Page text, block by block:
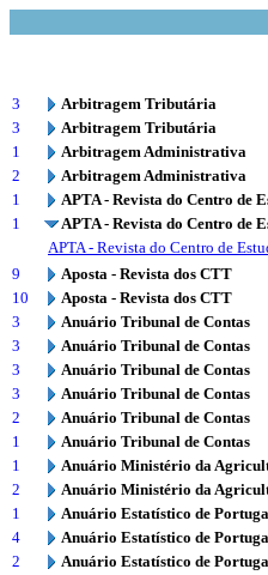
3
Arbitragem Tributária
3
Arbitragem Tributária
1
Arbitragem Administrativa
2
Arbitragem Administrativa
1
APTA - Revista do Centro de
1
APTA - Revista do Centro de
APTA - Revista do Centro de
9
Aposta - Revista dos CTT
10
Aposta - Revista dos CTT
3
Anuário Tribunal de Contas
3
Anuário Tribunal de Contas
3
Anuário Tribunal de Contas
3
Anuário Tribunal de Contas
2
Anuário Tribunal de Contas
1
Anuário Tribunal de Contas
1
Anuário Ministério da
2
Anuário Ministério da
1
Anuário Estatístico de
4
Anuário Estatístico de
2
Anuário Estatístico de